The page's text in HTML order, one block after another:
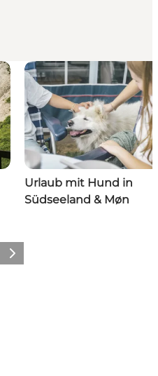
Urlaub mit Hund in
Südseeland & Møn
Weiter